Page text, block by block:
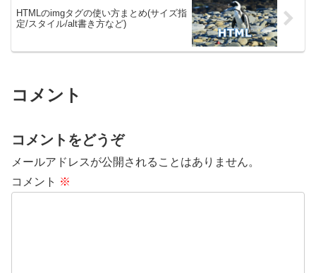
HTMLのimgタグの使い方まとめ(サイズ指
定/スタイル/alt書き方など)
コメント
コメントをどうぞ
メールアドレスが公開されることはありません。
コメント ※